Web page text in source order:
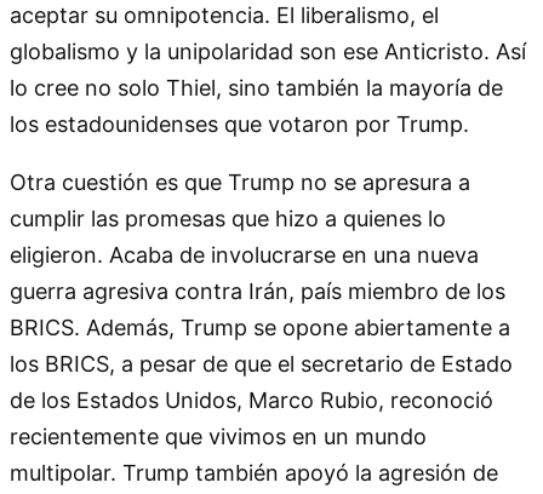
aceptar su omnipotencia. El liberalismo, el
globalismo y la unipolaridad son ese Anticristo. Así
lo cree no solo Thiel, sino también la mayoría de
los estadounidenses que votaron por Trump.
Otra cuestión es que Trump no se apresura a
cumplir las promesas que hizo a quienes lo
eligieron. Acaba de involucrarse en una nueva
guerra agresiva contra Irán, país miembro de los
BRICS. Además, Trump se opone abiertamente a
los BRICS, a pesar de que el secretario de Estado
de los Estados Unidos, Marco Rubio, reconoció
recientemente que vivimos en un mundo
multipolar. Trump también apoyó la agresión de